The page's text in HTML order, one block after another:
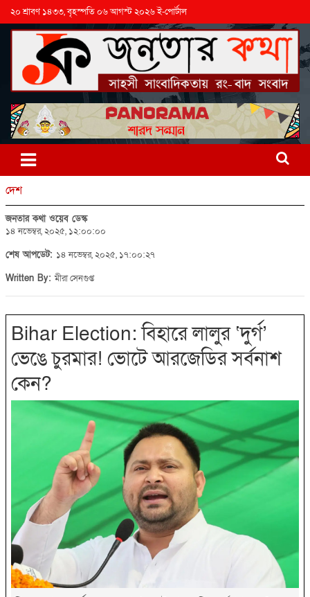
২০ শ্রাবণ ১৪৩৩, বৃহস্পতি ০৬ আগস্ট ২০২৬ ই-পোর্টাল
দেশ
জনতার কথা ওয়েব ডেস্ক
১৪ নভেম্বর, ২০২৫, ১২:০০:০০
শেষ আপডেট: ১৪ নভেম্বর, ২০২৫, ১৭:০০:২৭
Written By:মীরা সেনগুপ্ত
Bihar Election: বিহারে লালুর ‘দুর্গ’
ভেঙে চুরমার! ভোটে আরজেডির সর্বনাশ
কেন?